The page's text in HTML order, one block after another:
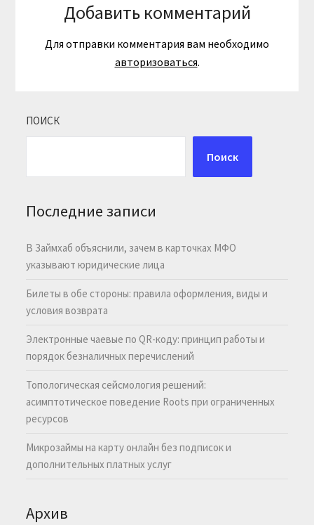
Добавить комментарий
Для отправки комментария вам необходимо
авторизоваться.
ПОИСК
Поиск
Последние записи
В Займхаб объяснили, зачем в карточках МФО
указывают юридические лица
Билеты в обе стороны: правила оформления, виды и
условия возврата
Электронные чаевые по QR-коду: принцип работы и
порядок безналичных перечислений
Топологическая сейсмология решений:
асимптотическое поведение Roots при ограниченных
ресурсов
Микрозаймы на карту онлайн без подписок и
дополнительных платных услуг
Архив